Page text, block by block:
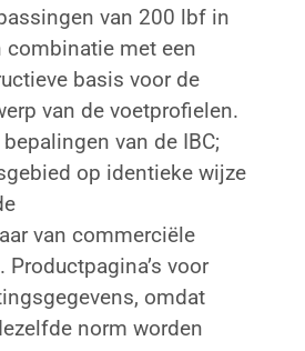
van 200 lbf in
met een
basis voor de
van de voetprofielen.
van de IBC;
op identieke wijze
van commerciële
voor
omdat
norm worden